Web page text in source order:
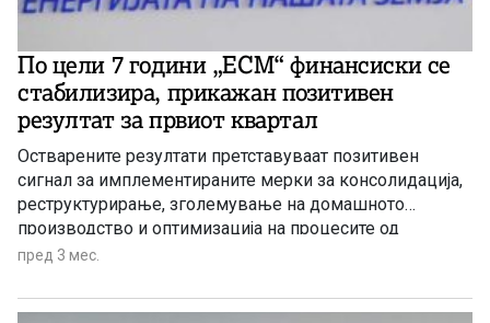
По цели 7 години „ЕСМ“ финансиски се
стабилизира, прикажан позитивен
резултат за првиот квартал
Остварените резултати претставуваат позитивен
сигнал за имплементираните мерки за консолидација,
реструктурирање, зголемување на домашното
производство и оптимизација на процесите од
сопствените производни капацитети. Исто така,
динамичниот пазар на електрична енергија, целта е
пред 3 мес.